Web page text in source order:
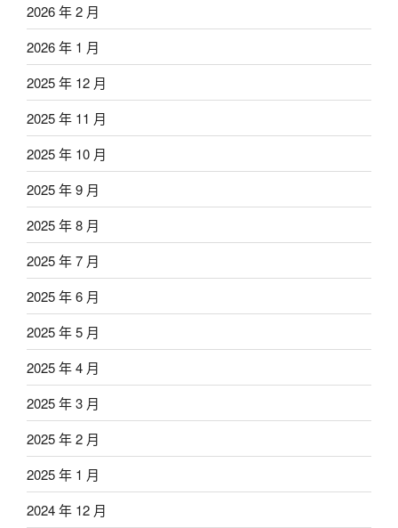
2026 年 2 月
2026 年 1 月
2025 年 12 月
2025 年 11 月
2025 年 10 月
2025 年 9 月
2025 年 8 月
2025 年 7 月
2025 年 6 月
2025 年 5 月
2025 年 4 月
2025 年 3 月
2025 年 2 月
2025 年 1 月
2024 年 12 月